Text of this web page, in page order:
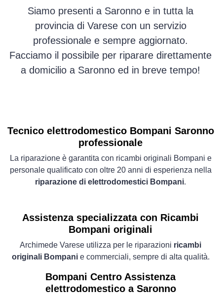
Siamo presenti a Saronno e in tutta la
provincia di Varese con un servizio
professionale e sempre aggiornato.
Facciamo il possibile per riparare direttamente
a domicilio a Saronno ed in breve tempo!
Tecnico elettrodomestico Bompani Saronno
professionale
La riparazione è garantita con ricambi originali Bompani e
personale qualificato con oltre 20 anni di esperienza nella
riparazione di elettrodomestici Bompani.
Assistenza specializzata con Ricambi
Bompani originali
Archimede Varese utilizza per le riparazioni ricambi
originali Bompanie commerciali, sempre di alta qualità.
Bompani Centro Assistenza
elettrodomestico a Saronno